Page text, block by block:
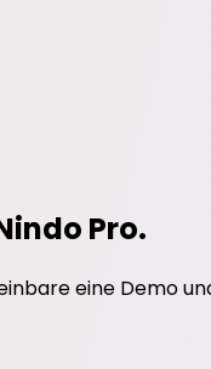
Pro.
eine Demo